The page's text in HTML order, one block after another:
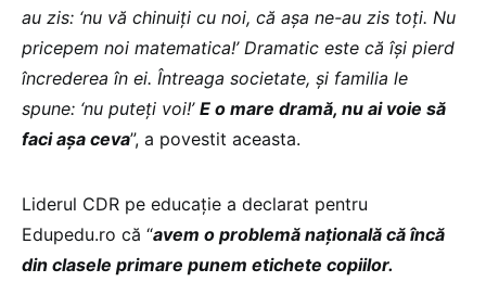
au zis: ‘nu vă chinuiți cu noi, că așa ne-au zis toți. Nu
pricepem noi matematica!’ Dramatic este că își pierd
încrederea în ei. Întreaga societate, și familia le
spune: ‘nu puteți voi!’ E o mare dramă, nu ai voie să
faci așa ceva”, a povestit aceasta.
Liderul CDR pe educație a declarat pentru
Edupedu.ro că “avem o problemă națională că încă
din clasele primare punem etichete copiilor.